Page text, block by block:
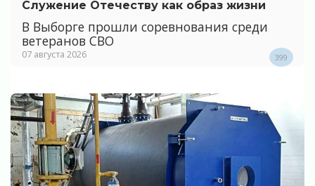
Служение Отечеству как образ жизни
В Выборге прошли соревнования среди
ветеранов СВО
07 августа 2026 399